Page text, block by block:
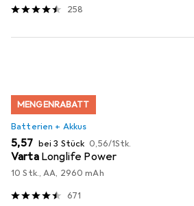
258
MENGENRABATT
Batterien + Akkus
EUR
5,57 bei 3 Stück EUR
0,56/1Stk.
Varta Longlife Power
10 Stk., AA, 2960 mAh
671